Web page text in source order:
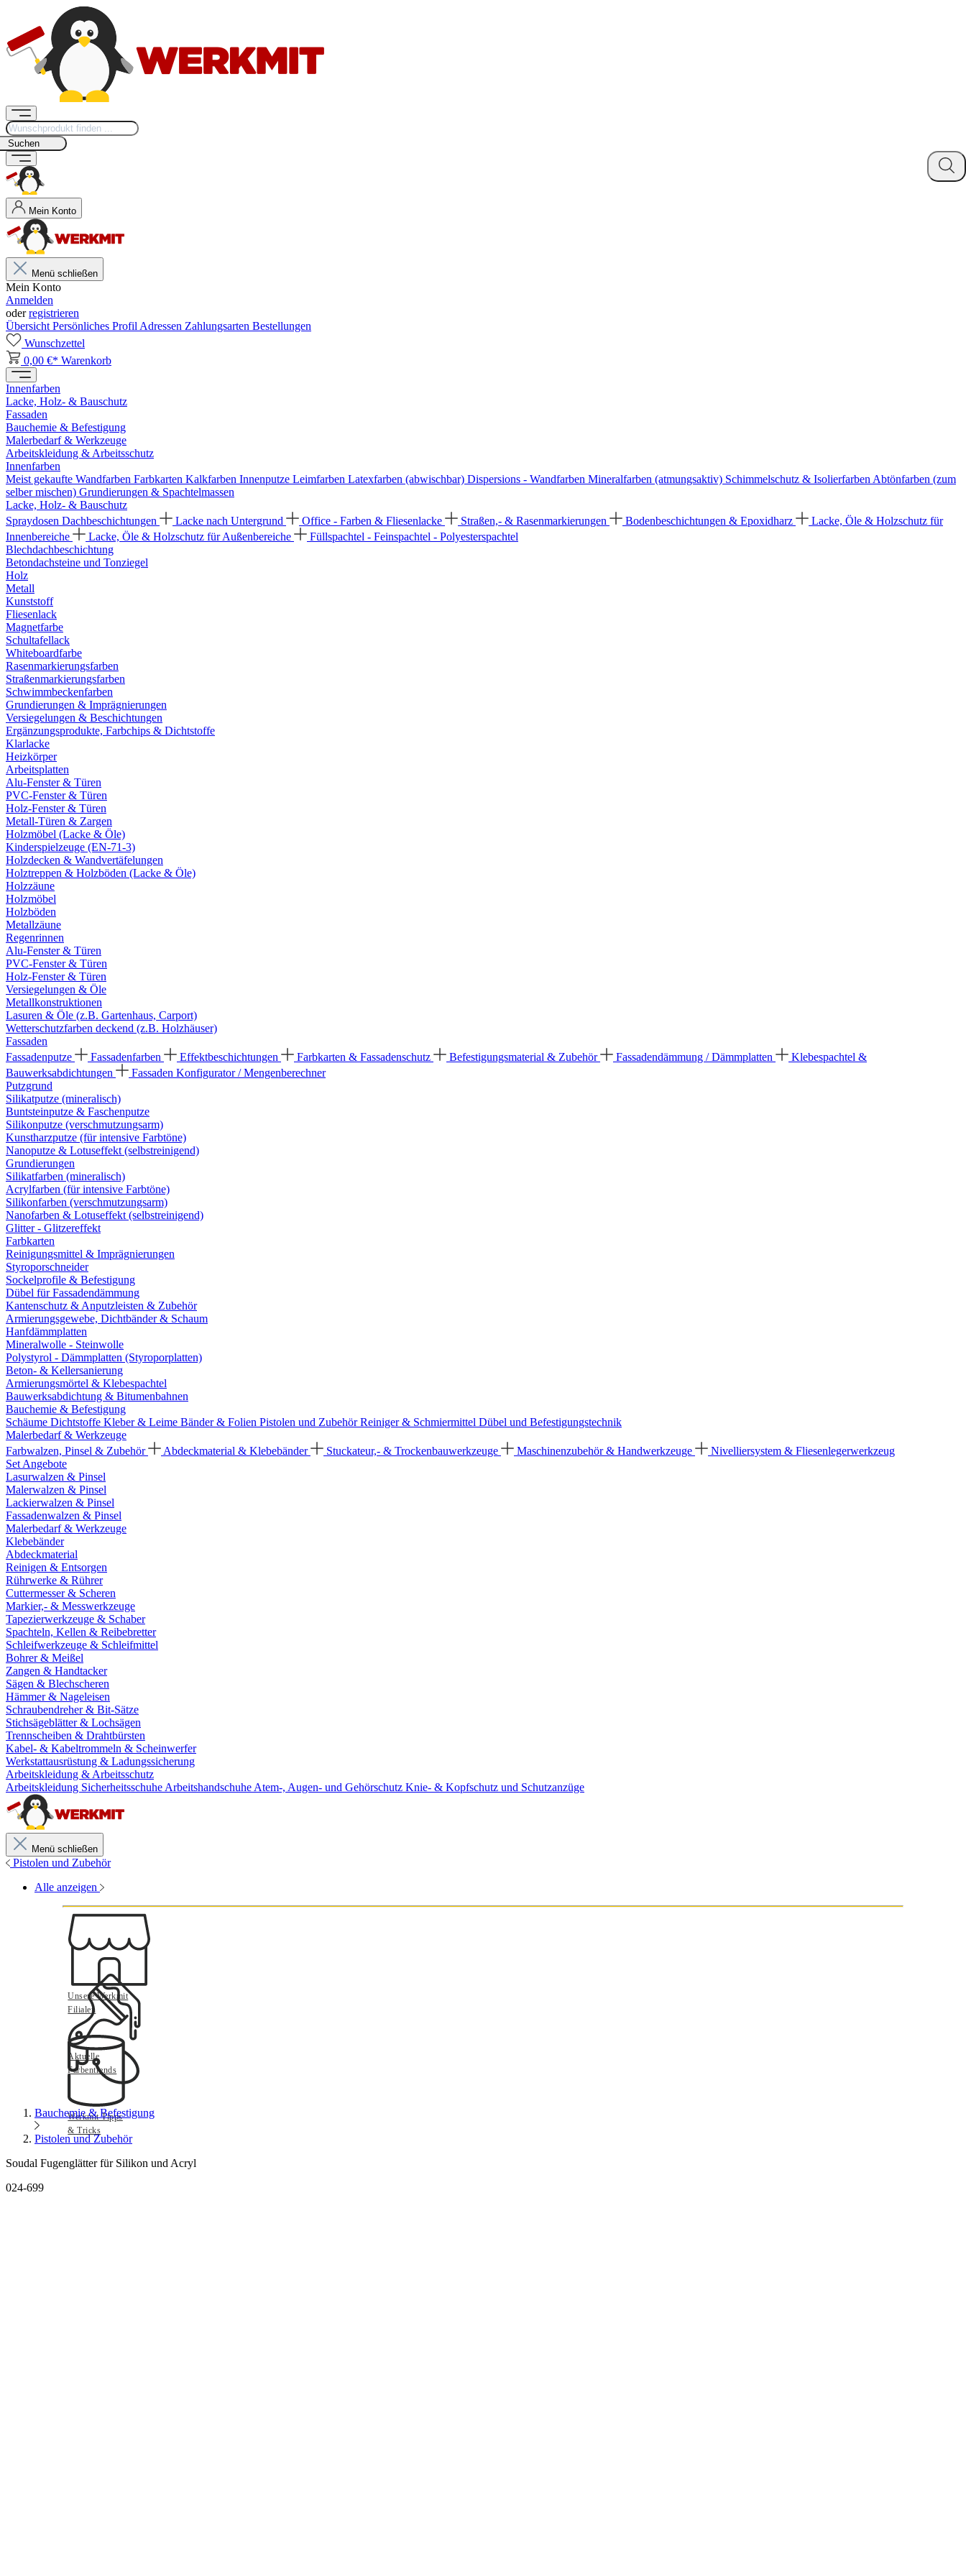
Suchen
Mein Konto
Menü schließen
Mein Konto
Anmelden
oderregistrieren
Übersicht Persönliches Profil Adressen Zahlungsarten Bestellungen
Wunschzettel
0,00 €* Warenkorb
Innenfarben
Lacke, Holz- & Bauschutz
Fassaden
Bauchemie & Befestigung
Malerbedarf & Werkzeuge
Arbeitskleidung & Arbeitsschutz
Innenfarben
Meist gekaufte Wandfarben Farbkarten Kalkfarben Innenputze Leimfarben Latexfarben (abwischbar) Dispersions - Wandfarben Mineralfarben (atmungsaktiv) Schimmelschutz & Isolierfarben Abtönfarben (zum
selber mischen) Grundierungen & Spachtelmassen
Lacke, Holz- & Bauschutz
Spraydosen Dachbeschichtungen Lacke nach Untergrund Office - Farben & Fliesenlacke Straßen,- & Rasenmarkierungen Bodenbeschichtungen & Epoxidharz
Lacke, Öle & Holzschutz für
Innenbereiche
Lacke, Öle & Holzschutz für Außenbereiche
Füllspachtel - Feinspachtel - Polyesterspachtel
Blechdachbeschichtung
Betondachsteine und Tonziegel
Holz
Metall
Kunststoff
Fliesenlack
Magnetfarbe
Schultafellack
Whiteboardfarbe
Rasenmarkierungsfarben
Straßenmarkierungsfarben
Schwimmbeckenfarben
Grundierungen & Imprägnierungen
Versiegelungen & Beschichtungen
Ergänzungsprodukte, Farbchips & Dichtstoffe
Klarlacke
Heizkörper
Arbeitsplatten
Alu-Fenster & Türen
PVC-Fenster & Türen
Holz-Fenster & Türen
Metall-Türen & Zargen
Holzmöbel (Lacke & Öle)
Kinderspielzeuge (EN-71-3)
Holzdecken & Wandvertäfelungen
Holztreppen & Holzböden (Lacke & Öle)
Holzzäune
Holzmöbel
Holzböden
Metallzäune
Regenrinnen
Alu-Fenster & Türen
PVC-Fenster & Türen
Holz-Fenster & Türen
Versiegelungen & Öle
Metallkonstruktionen
Lasuren & Öle (z.B. Gartenhaus, Carport)
Wetterschutzfarben deckend (z.B. Holzhäuser)
Fassaden
Fassadenputze
Fassadenfarben Effektbeschichtungen Farbkarten & Fassadenschutz Befestigungsmaterial & Zubehör Fassadendämmung / Dämmplatten
Klebespachtel &
Bauwerksabdichtungen
Fassaden Konfigurator / Mengenberechner
Putzgrund
Silikatputze (mineralisch)
Buntsteinputze & Faschenputze
Silikonputze (verschmutzungsarm)
Kunstharzputze (für intensive Farbtöne)
Nanoputze & Lotuseffekt (selbstreinigend)
Grundierungen
Silikatfarben (mineralisch)
Acrylfarben (für intensive Farbtöne)
Silikonfarben (verschmutzungsarm)
Nanofarben & Lotuseffekt (selbstreinigend)
Glitter - Glitzereffekt
Farbkarten
Reinigungsmittel & Imprägnierungen
Styroporschneider
Sockelprofile & Befestigung
Dübel für Fassadendämmung
Kantenschutz & Anputzleisten & Zubehör
Armierungsgewebe, Dichtbänder & Schaum
Hanfdämmplatten
Mineralwolle - Steinwolle
Polystyrol - Dämmplatten (Styroporplatten)
Beton- & Kellersanierung
Armierungsmörtel & Klebespachtel
Bauwerksabdichtung & Bitumenbahnen
Bauchemie & Befestigung
Schäume Dichtstoffe Kleber & Leime Bänder & Folien Pistolen und ZubehörReiniger & Schmiermittel Dübel und Befestigungstechnik
Malerbedarf & Werkzeuge
Farbwalzen, Pinsel & Zubehör
Abdeckmaterial & Klebebänder Stuckateur,- & Trockenbauwerkzeuge Maschinenzubehör & Handwerkzeuge
Nivelliersystem & Fliesenlegerwerkzeug
Set Angebote
Lasurwalzen & Pinsel
Malerwalzen & Pinsel
Lackierwalzen & Pinsel
Fassadenwalzen & Pinsel
Malerbedarf & Werkzeuge
Klebebänder
Abdeckmaterial
Reinigen & Entsorgen
Rührwerke & Rührer
Cuttermesser & Scheren
Markier,- & Messwerkzeuge
Tapezierwerkzeuge & Schaber
Spachteln, Kellen & Reibebretter
Schleifwerkzeuge & Schleifmittel
Bohrer & Meißel
Zangen & Handtacker
Sägen & Blechscheren
Hämmer & Nageleisen
Schraubendreher & Bit-Sätze
Stichsägeblätter & Lochsägen
Trennscheiben & Drahtbürsten
Kabel- & Kabeltrommeln & Scheinwerfer
Werkstattausrüstung & Ladungssicherung
Arbeitskleidung & Arbeitsschutz
Arbeitskleidung Sicherheitsschuhe Arbeitshandschuhe Atem-, Augen- und Gehörschutz Knie- & Kopfschutz und Schutzanzüge
Menü schließen
Pistolen und Zubehör
Alle anzeigen
Unsere Werkmit
Filialen
Aktuelle
Farbentrends
Werkmit Tipps
& Tricks
Bauchemie & Befestigung
Pistolen und Zubehör
Soudal Fugenglätter für Silikon und Acryl
024-699